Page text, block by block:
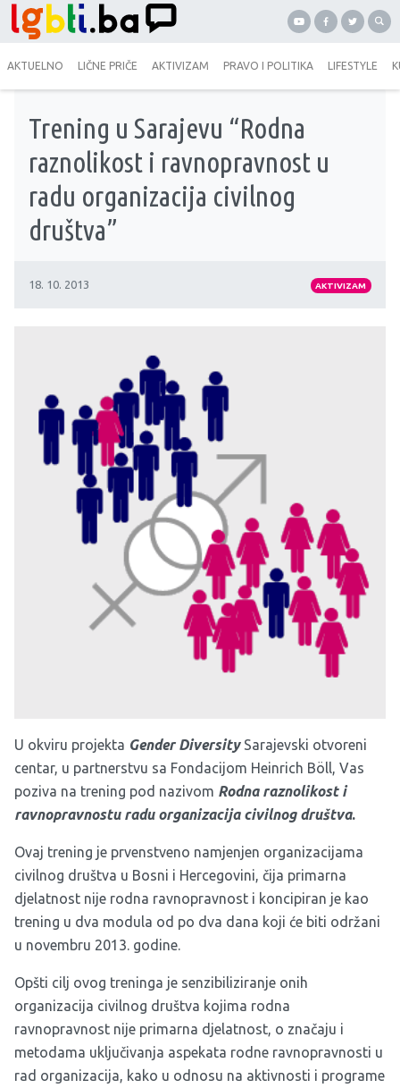
AKTUELNO LIČNE PRIČE AKTIVIZAM PRAVO I POLITIKA LIFESTYLE
Trening u Sarajevu “Rodna
raznolikost i ravnopravnost u
radu organizacija civilnog
društva”
18. 10. 2013 AKTIVIZAM
U okviru projekta Gender Diversity Sarajevski otvoreni
centar, u partnerstvu sa Fondacijom Heinrich Böll, Vas
poziva na trening pod nazivom Rodna raznolikost i
ravnopravnostu radu organizacija civilnog društva.
Ovaj trening je prvenstveno namjenjen organizacijama
civilnog društva u Bosni i Hercegovini, čija primarna
djelatnost nije rodna ravnopravnost i koncipiran je kao
trening u dva modula od po dva dana koji će biti održani
u novembru 2013. godine.
Opšti cilj ovog treninga je senzibiliziranje onih
organizacija civilnog društva kojima rodna
ravnopravnost nije primarna djelatnost, o značaju i
metodama uključivanja aspekata rodne ravnopravnosti u
rad organizacija, kako u odnosu na aktivnosti i programe